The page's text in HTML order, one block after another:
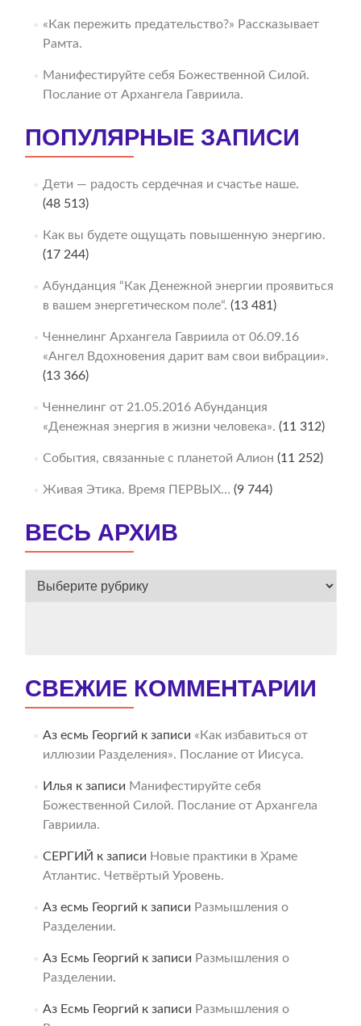
«Как пережить предательство?» Рассказывает
Рамта.
Манифестируйте себя Божественной Силой.
Послание от Архангела Гавриила.
ПОПУЛЯРНЫЕ ЗАПИСИ
Дети — радость сердечная и счастье наше.
(48 513)
Как вы будете ощущать повышенную энергию.
(17 244)
Абунданция “Как Денежной энергии проявиться
в вашем энергетическом поле“. (13 481)
Ченнелинг Архангела Гавриила от 06.09.16
«Ангел Вдохновения дарит вам свои вибрации».
(13 366)
Ченнелинг от 21.05.2016 Абунданция
«Денежная энергия в жизни человека». (11 312)
События, связанные с планетой Алион (11 252)
Живая Этика. Время ПЕРВЫХ… (9 744)
ВЕСЬ АРХИВ
ВЕСЬ
СВЕЖИЕ КОММЕНТАРИИ
Аз есмь Георгий к записи «Как избавиться от
иллюзии Разделения». Послание от Иисуса.
Илья к записи Манифестируйте себя
Божественной Силой. Послание от Архангела
Гавриила.
СЕРГИЙ к записи Новые практики в Храме
Атлантис. Четвёртый Уровень.
Аз есмь Георгий к записи Размышления о
Разделении.
Аз Есмь Георгий к записи Размышления о
Разделении.
Аз Есмь Георгий к записи Размышления о